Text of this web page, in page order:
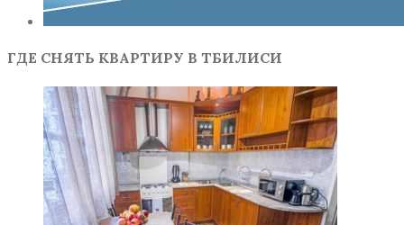
ГДЕ СНЯТЬ КВАРТИРУ В ТБИЛИСИ